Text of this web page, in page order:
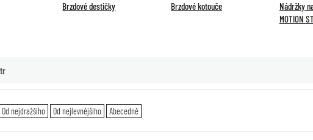
Brzdové destičky Brzdové kotouče
Nádržky
MOTION
Od nejdražšího Od nejlevnějšího Abecedně